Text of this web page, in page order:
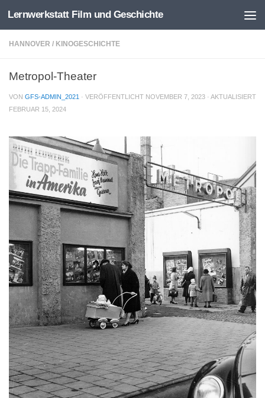
Zum Inhalt springen
Lernwerkstatt Film und Geschichte
HANNOVER / KINOGESCHICHTE
Metropol-Theater
VON GFS-ADMIN_2021 · VERÖFFENTLICHT NOVEMBER 7, 2023 · AKTUALISIERT
FEBRUAR 15, 2024